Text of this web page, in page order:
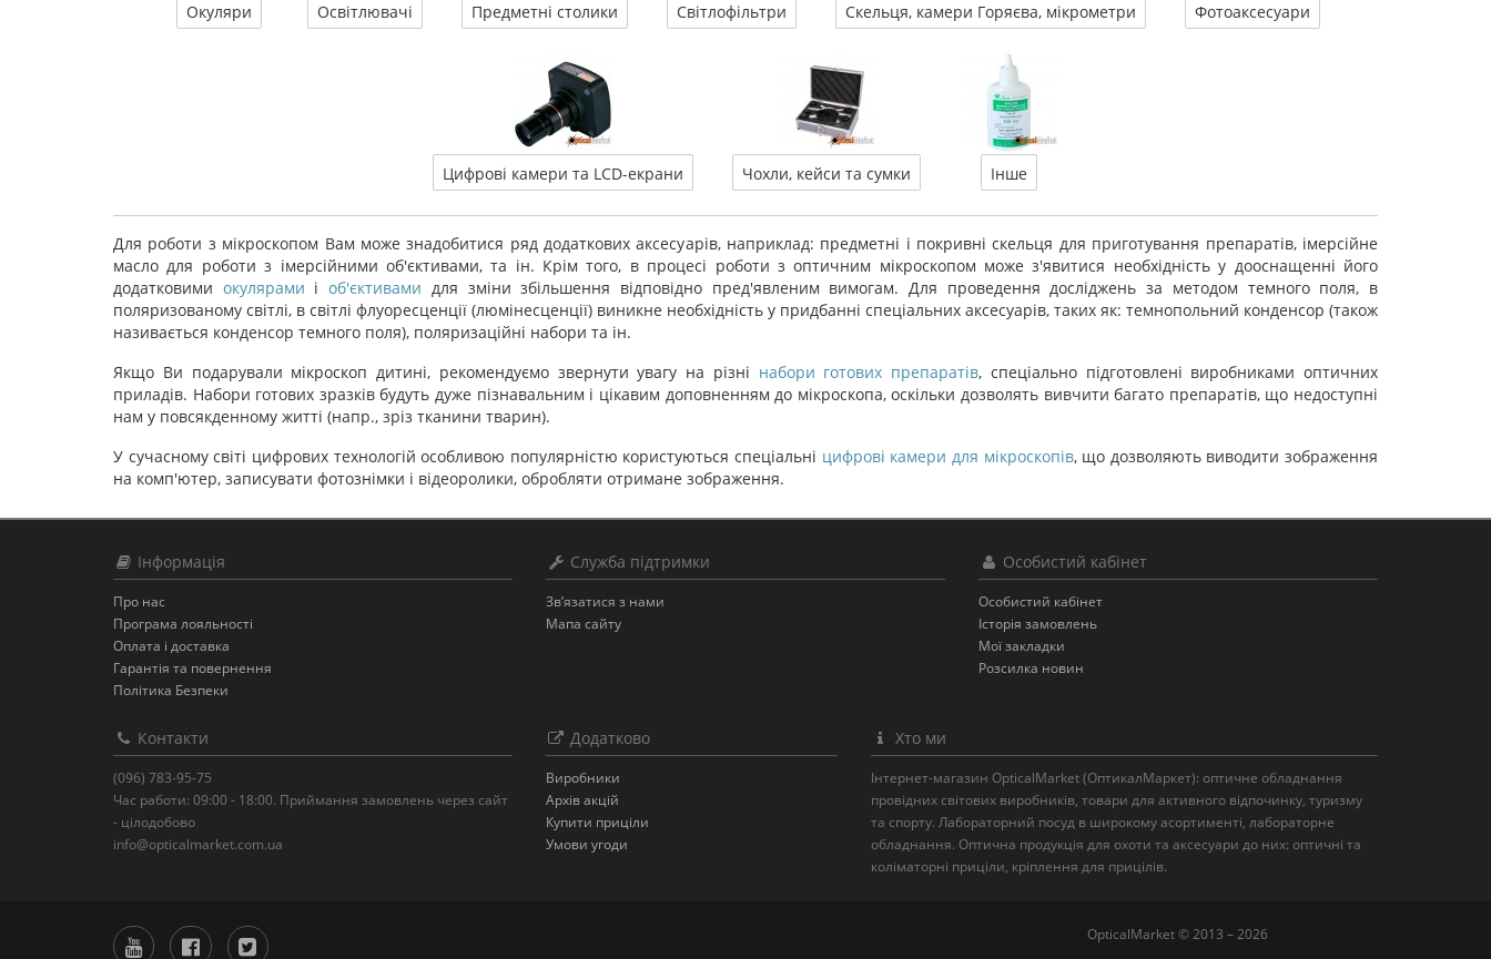
Окуляри Освітлювачі Предметні столики Світлофільтри Скельця, камери Горяєва, мікрометри Фотоаксесуари
Цифрові камери та LCD-екрани Чохли, кейси та сумки Інше
Для роботи з мікроскопом Вам може знадобитися ряд додаткових аксесуарів, наприклад: предметні і покривні скельця для приготування препаратів, імерсійне
масло для роботи з імерсійними об'єктивами, та ін. Крім того, в процесі роботи з оптичним мікроскопом може з'явитися необхідність у дооснащенні його
додатковими окулярами іоб'єктивами для зміни збільшення відповідно пред'явленим вимогам. Для проведення досліджень за методом темного поля, в
поляризованому світлі, в світлі флуоресценції (люмінесценції) виникне необхідність у придбанні спеціальних аксесуарів, таких як: темнопольний конденсор (також
називається конденсор темного поля), поляризаційні набори та ін.
Якщо Ви подарували мікроскоп дитині, рекомендуємо звернути увагу на різні набори готових препаратів, спеціально підготовлені виробниками оптичних
приладів. Набори готових зразків будуть дуже пізнавальним і цікавим доповненням до мікроскопа, оскільки дозволять вивчити багато препаратів, що недоступні
нам у повсякденному житті (напр., зріз тканини тварин).
У сучасному світі цифрових технологій особливою популярністю користуються спеціальні цифрові камери для мікроскопів, що дозволяють виводити зображення
на комп'ютер, записувати фотознімки і відеоролики, обробляти отримане зображення.
Інформація
Про нас
Програма лояльності
Оплата і доставка
Гарантія та повернення
Політика Безпеки
Служба підтримки
Зв’язатися з нами
Мапа сайту
Особистий кабінет
Особистий кабінет
Історія замовлень
Мої закладки
Розсилка новин
Контакти
(096) 783-95-75
Час работи: 09:00 - 18:00. Приймання замовлень через сайт
- цілодобово
info@opticalmarket.com.ua
Додатково
Виробники
Архів акцій
Купити приціли
Умови угоди
Хто ми
Інтернет-магазин OpticalMarket (ОптикалМаркет): оптичне обладнання
провідних світових виробників, товари для активного відпочинку, туризму
та спорту. Лабораторний посуд в широкому асортименті, лабораторне
обладнання. Оптична продукція для охоти та аксесуари до них: оптичні та
коліматорні приціли, кріплення для прицілів.
OpticalMarket © 2013 – 2026